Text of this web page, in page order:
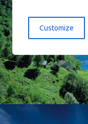
Customize